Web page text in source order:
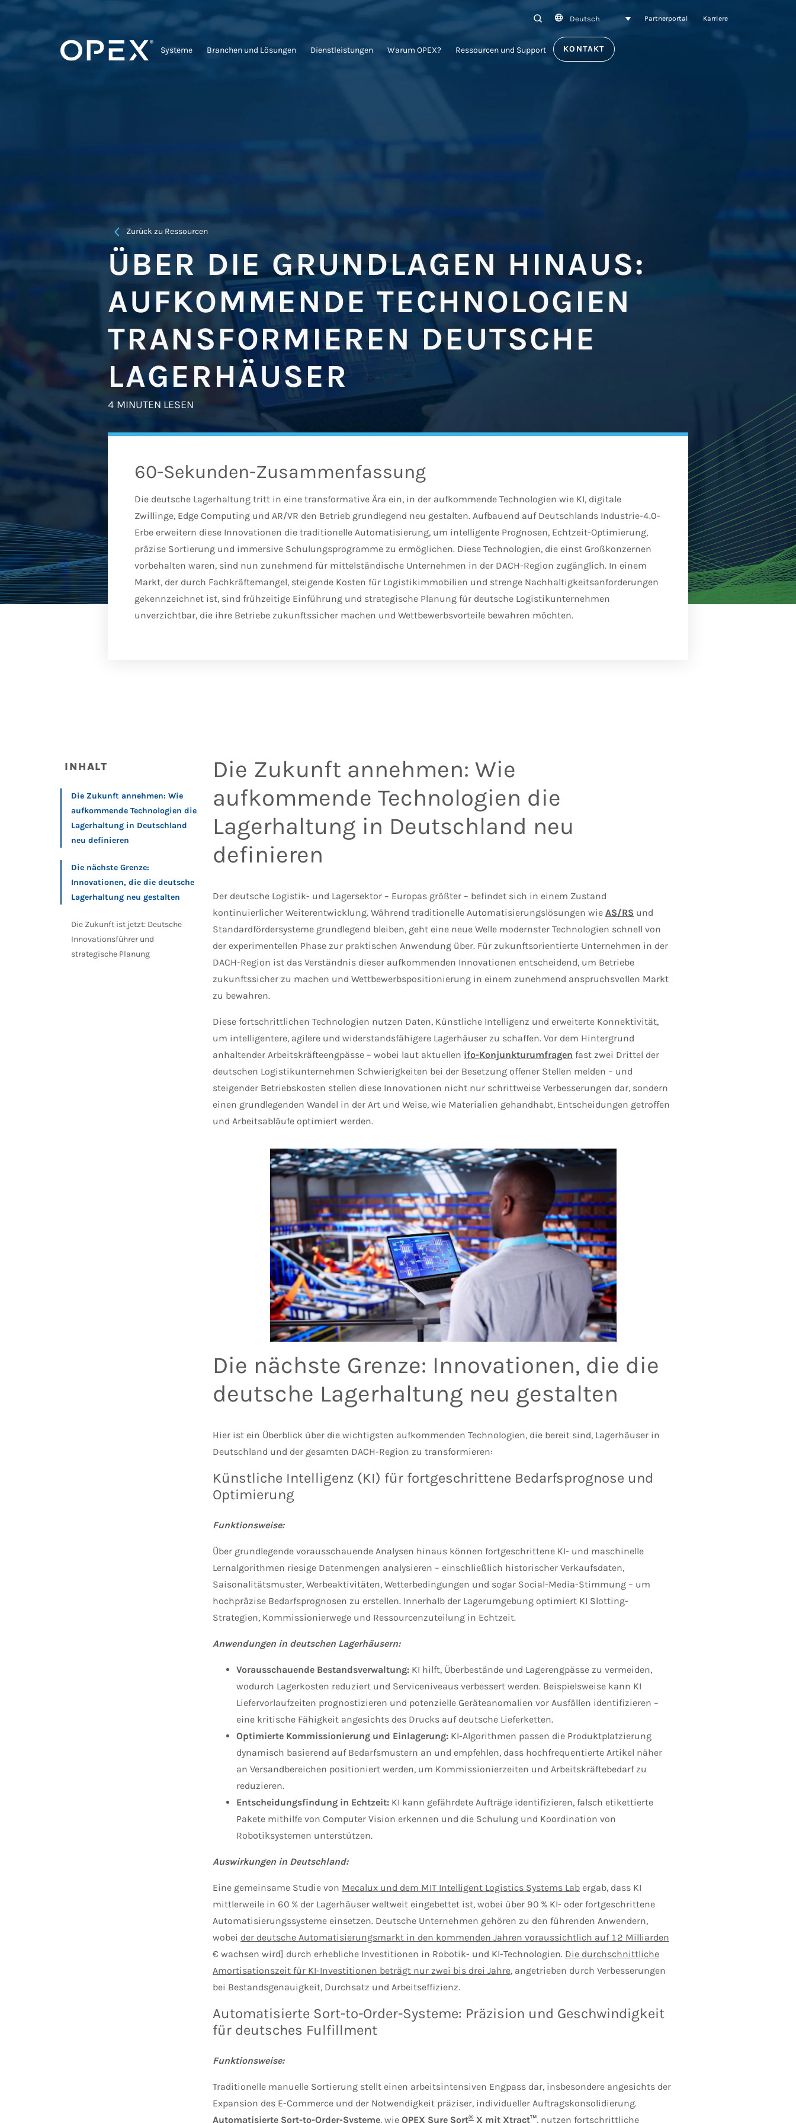
SEARCH
Deutsch Partnerportal Karriere
Systeme Branchen und Lösungen Dienstleistungen Warum OPEX? Ressourcen und Support KONTAKT
Zurück zu Ressourcen
ÜBER DIE GRUNDLAGEN HINAUS:
AUFKOMMENDE TECHNOLOGIEN
TRANSFORMIEREN DEUTSCHE
LAGERHÄUSER
4 MINUTEN LESEN
60-Sekunden-Zusammenfassung
Die deutsche Lagerhaltung tritt in eine transformative Ära ein, in der aufkommende Technologien wie KI, digitale
Zwillinge, Edge Computing und AR/VR den Betrieb grundlegend neu gestalten. Aufbauend auf Deutschlands Industrie-4.0-
Erbe erweitern diese Innovationen die traditionelle Automatisierung, um intelligente Prognosen, Echtzeit-Optimierung,
präzise Sortierung und immersive Schulungsprogramme zu ermöglichen. Diese Technologien, die einst Großkonzernen
vorbehalten waren, sind nun zunehmend für mittelständische Unternehmen in der DACH-Region zugänglich. In einem
Markt, der durch Fachkräftemangel, steigende Kosten für Logistikimmobilien und strenge Nachhaltigkeitsanforderungen
gekennzeichnet ist, sind frühzeitige Einführung und strategische Planung für deutsche Logistikunternehmen
unverzichtbar, die ihre Betriebe zukunftssicher machen und Wettbewerbsvorteile bewahren möchten.
INHALT
Die Zukunft annehmen: Wie
aufkommende Technologien die
Lagerhaltung in Deutschland
neu definieren
Die nächste Grenze:
Innovationen, die die deutsche
Lagerhaltung neu gestalten
Die Zukunft ist jetzt: Deutsche
Innovationsführer und
strategische Planung
Die Zukunft annehmen: Wie
aufkommende Technologien die
Lagerhaltung in Deutschland neu
definieren
Der deutsche Logistik- und Lagersektor – Europas größter – befindet sich in einem Zustand
kontinuierlicher Weiterentwicklung. Während traditionelle Automatisierungslösungen wie AS/RS und
Standardfördersysteme grundlegend bleiben, geht eine neue Welle modernster Technologien schnell von
der experimentellen Phase zur praktischen Anwendung über. Für zukunftsorientierte Unternehmen in der
DACH-Region ist das Verständnis dieser aufkommenden Innovationen entscheidend, um Betriebe
zukunftssicher zu machen und Wettbewerbspositionierung in einem zunehmend anspruchsvollen Markt
zu bewahren.
Diese fortschrittlichen Technologien nutzen Daten, Künstliche Intelligenz und erweiterte Konnektivität,
um intelligentere, agilere und widerstandsfähigere Lagerhäuser zu schaffen. Vor dem Hintergrund
anhaltender Arbeitskräfteengpässe – wobei laut aktuellen ifo-Konjunkturumfragen fast zwei Drittel der
deutschen Logistikunternehmen Schwierigkeiten bei der Besetzung offener Stellen melden – und
steigender Betriebskosten stellen diese Innovationen nicht nur schrittweise Verbesserungen dar, sondern
einen grundlegenden Wandel in der Art und Weise, wie Materialien gehandhabt, Entscheidungen getroffen
und Arbeitsabläufe optimiert werden.
Die nächste Grenze: Innovationen, die die
deutsche Lagerhaltung neu gestalten
Hier ist ein Überblick über die wichtigsten aufkommenden Technologien, die bereit sind, Lagerhäuser in
Deutschland und der gesamten DACH-Region zu transformieren:
Künstliche Intelligenz (KI) für fortgeschrittene Bedarfsprognose und
Optimierung
Funktionsweise:
Über grundlegende vorausschauende Analysen hinaus können fortgeschrittene KI- und maschinelle
Lernalgorithmen riesige Datenmengen analysieren – einschließlich historischer Verkaufsdaten,
Saisonalitätsmuster, Werbeaktivitäten, Wetterbedingungen und sogar Social-Media-Stimmung – um
hochpräzise Bedarfsprognosen zu erstellen. Innerhalb der Lagerumgebung optimiert KI Slotting-
Strategien, Kommissionierwege und Ressourcenzuteilung in Echtzeit.
Anwendungen in deutschen Lagerhäusern:
Vorausschauende Bestandsverwaltung: KI hilft, Überbestände und Lagerengpässe zu vermeiden,
wodurch Lagerkosten reduziert und Serviceniveaus verbessert werden. Beispielsweise kann KI
Liefervorlaufzeiten prognostizieren und potenzielle Geräteanomalien vor Ausfällen identifizieren –
eine kritische Fähigkeit angesichts des Drucks auf deutsche Lieferketten.
Optimierte Kommissionierung und Einlagerung: KI-Algorithmen passen die Produktplatzierung
dynamisch basierend auf Bedarfsmustern an und empfehlen, dass hochfrequentierte Artikel näher
an Versandbereichen positioniert werden, um Kommissionierzeiten und Arbeitskräftebedarf zu
reduzieren.
Entscheidungsfindung in Echtzeit: KI kann gefährdete Aufträge identifizieren, falsch etikettierte
Pakete mithilfe von Computer Vision erkennen und die Schulung und Koordination von
Robotiksystemen unterstützen.
Auswirkungen in Deutschland:
Eine gemeinsame Studie von Mecalux und dem MIT Intelligent Logistics Systems Lab ergab, dass KI
mittlerweile in 60 % der Lagerhäuser weltweit eingebettet ist, wobei über 90 % KI- oder fortgeschrittene
Automatisierungssysteme einsetzen. Deutsche Unternehmen gehören zu den führenden Anwendern,
wobei der deutsche Automatisierungsmarkt in den kommenden Jahren voraussichtlich auf 12 Milliarden
€ wachsen wird] durch erhebliche Investitionen in Robotik- und KI-Technologien. Die durchschnittliche
Amortisationszeit für KI-Investitionen beträgt nur zwei bis drei Jahre, angetrieben durch Verbesserungen
bei Bestandsgenauigkeit, Durchsatz und Arbeitseffizienz.
Automatisierte Sort-to-Order-Systeme: Präzision und Geschwindigkeit
für deutsches Fulfillment
Funktionsweise:
Traditionelle manuelle Sortierung stellt einen arbeitsintensiven Engpass dar, insbesondere angesichts der
Expansion des E-Commerce und der Notwendigkeit präziser, individueller Auftragskonsolidierung.
Automatisierte Sort-to-Order-Systeme, wie OPEX Sure Sort® X mit Xtract™, nutzen fortschrittliche